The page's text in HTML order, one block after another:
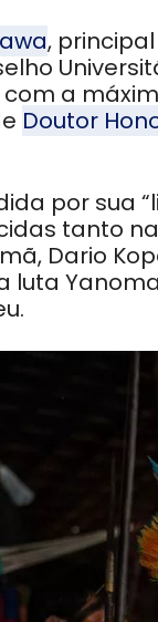
,
a
Doutor
por sua
tanto
Dario